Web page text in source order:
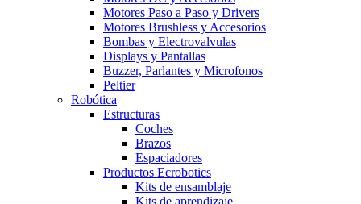
Motores Paso a Paso y Drivers
Motores Brushless y Accesorios
Bombas y Electrovalvulas
Displays y Pantallas
Buzzer, Parlantes y Microfonos
Peltier
Robótica
Estructuras
Coches
Brazos
Espaciadores
Productos Ecrobotics
Kits de ensamblaje
Kits de aprendizaje